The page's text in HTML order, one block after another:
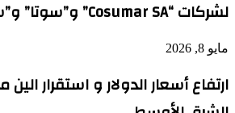
لشركات “Cosumar SA” و”سوتا” و”سونابيل”
مايو 8, 2026
ارتفاع أسعار الدولار و استقرار